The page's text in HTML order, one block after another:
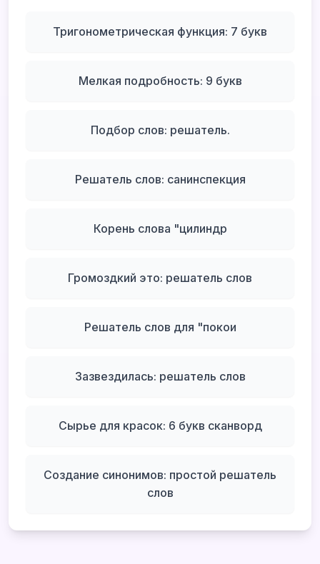
Тригонометрическая функция: 7 букв
Мелкая подробность: 9 букв
Подбор слов: решатель.
Решатель слов: санинспекция
Корень слова "цилиндр
Громоздкий это: решатель слов
Решатель слов для "покои
Зазвездилась: решатель слов
Сырье для красок: 6 букв сканворд
Создание синонимов: простой решатель
слов